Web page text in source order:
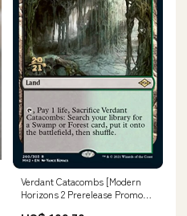
Verdant Catacombs [Modern
Horizons 2 Prerelease Promos]